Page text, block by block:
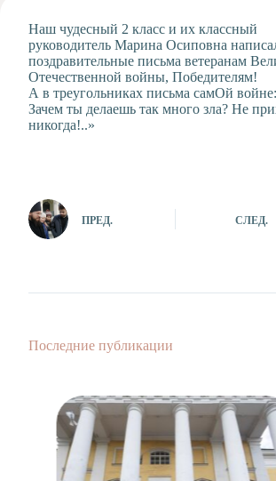
студия
Музыкальное
отделение
Психологическая
Служба
Наш чудесный 2 класс и их классный
руководитель Марина Осиповна
поздравительные письма ветеранам
Отечественной войны, Победителям!
А в треугольниках письма самОй
Зачем ты делаешь так много зла? Не
никогда!..»
ПРЕД. СЛЕД.
Последние публикации